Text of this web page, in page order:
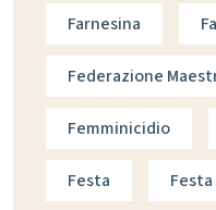
Farnesina
Federazione
Femminicidio
Festa